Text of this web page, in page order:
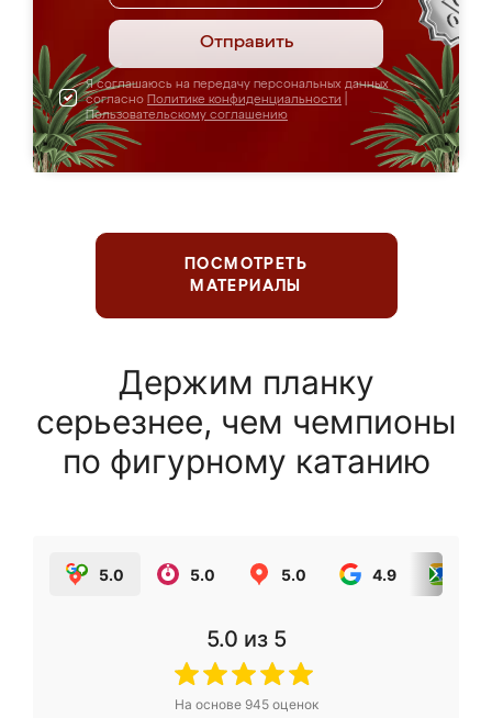
Отправить
Я соглашаюсь на передачу персональных данных
согласно Политике конфиденциальности
Пользовательскому соглашению
ПОСМОТРЕТЬ
МАТЕРИАЛЫ
Держим планку
серьезнее, чем чемпионы
по фигурному катанию
5.0 5.0 5.0 4.9
5.0 из 5
На основе 945оценок